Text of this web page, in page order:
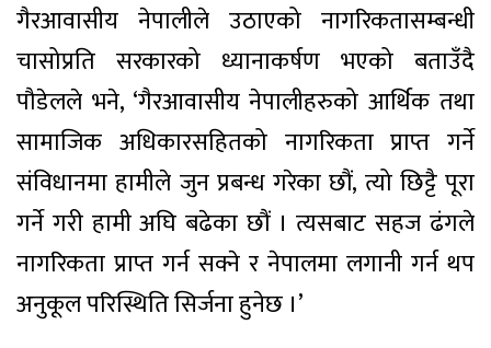
गैरआवासीय नेपालीले उठाएको नागरिकतासम्बन्धी
चासोप्रति सरकारको ध्यानाकर्षण भएको बताउँदै
पौडेलले भने, ‘गैरआवासीय नेपालीहरुको आर्थिक तथा
सामाजिक अधिकारसहितको नागरिकता प्राप्त गर्ने
संविधानमा हामीले जुन प्रबन्ध गरेका छौं, त्यो छिट्टै पूरा
गर्ने गरी हामी अघि बढेका छौं । त्यसबाट सहज ढंगले
नागरिकता प्राप्त गर्न सक्ने र नेपालमा लगानी गर्न थप
अनुकूल परिस्थिति सिर्जना हुनेछ ।’